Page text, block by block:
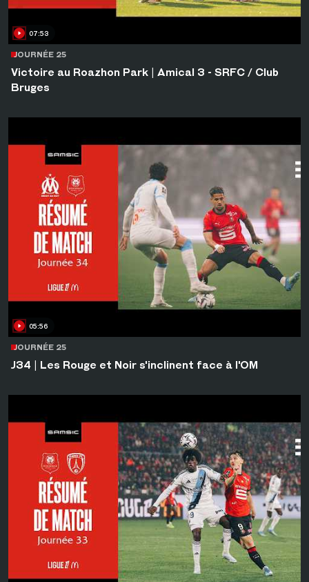
07:53
JOURNÉE 25
Victoire au Roazhon Park | Amical 3 - SRFC / Club
Bruges
05:56
JOURNÉE 25
J34 | Les Rouge et Noir s'inclinent face à l'OM